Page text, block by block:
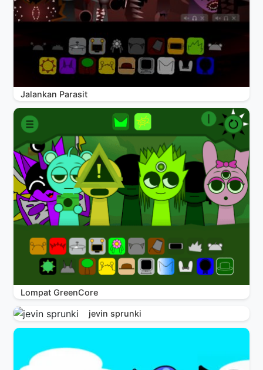
Jalankan Parasit
Lompat GreenCore
jevin sprunki